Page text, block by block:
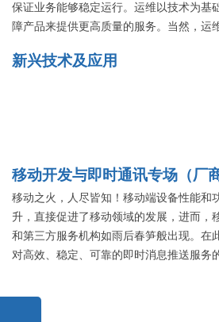
保证业务能够稳定运行。运维以技术为基
障产品来提供更高质量的服务。当然，运
设施性能分析；对App和API进行性能监控
新兴技术及应用
移动开发与即时通讯专场（厂
移动之火，人尽皆知！移动端设备性能和
升，直接促进了移动领域的发展，进而，
和第三方服务机构如雨后春笋般出现。在
对高效、稳定、可靠的即时消息推送服务